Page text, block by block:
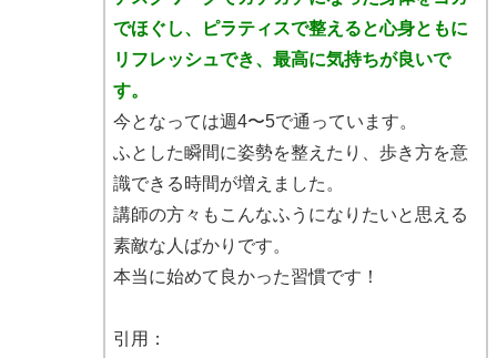
でほぐし、ピラティスで整えると心身ともに
リフレッシュでき、最高に気持ちが良いで
す。
今となっては週4〜5で通っています。
ふとした瞬間に姿勢を整えたり、歩き方を意
識できる時間が増えました。
講師の方々もこんなふうになりたいと思える
素敵な人ばかりです。
本当に始めて良かった習慣です！
引用：